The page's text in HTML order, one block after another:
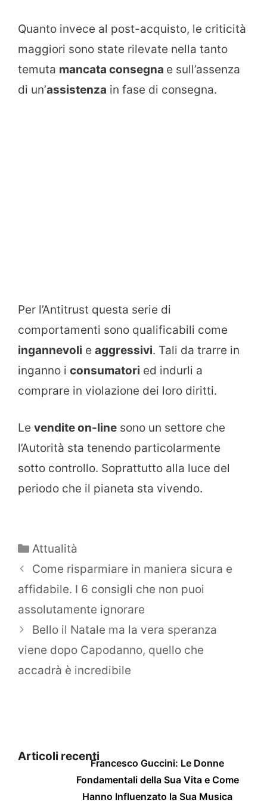
Quanto invece al post-acquisto, le criticità
maggiori sono state rilevate nella tanto
temuta mancata consegna e sull’assenza
di un’assistenza in fase di consegna.
Per l’Antitrust questa serie di
comportamenti sono qualificabili come
ingannevoli e aggressivi. Tali da trarre in
inganno i consumatori ed indurli a
comprare in violazione dei loro diritti.
Le vendite on-line sono un settore che
l’Autorità sta tenendo particolarmente
sotto controllo. Soprattutto alla luce del
periodo che il pianeta sta vivendo.
Categorie
Attualità
Come risparmiare in maniera sicura e
affidabile. I 6 consigli che non puoi
assolutamente ignorare
Bello il Natale ma la vera speranza
viene dopo Capodanno, quello che
accadrà è incredibile
Articoli recentiFrancesco Guccini: Le Donne
Fondamentali della Sua Vita e Come
Hanno Influenzato la Sua Musica